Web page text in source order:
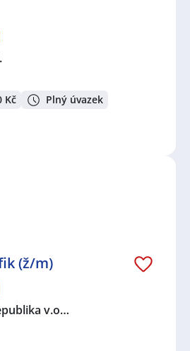
Kč Plný úvazek
(ž/m)
v.o…